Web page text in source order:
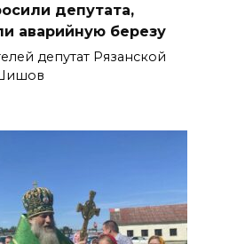
депутата,
аварийную березу
депутат Рязанской